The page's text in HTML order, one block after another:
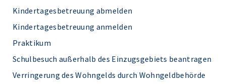
Kindertagesbetreuung abmelden
Kindertagesbetreuung anmelden
Praktikum
Schulbesuch außerhalb des Einzugsgebiets beantragen
Verringerung des Wohngelds durch Wohngeldbehörde